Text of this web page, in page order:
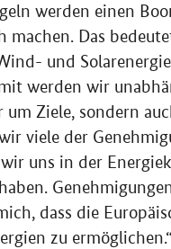
werden einen
machen. Das
und
werden wir
Ziele, sondern
viele der
uns in der
dass die
zu ermöglichen.“